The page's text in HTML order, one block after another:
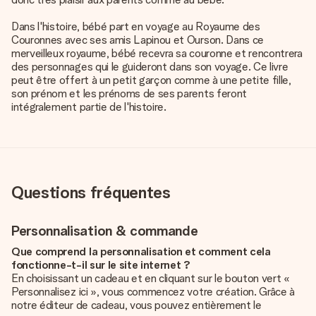
Dans l'histoire, bébé part en voyage au Royaume des
Couronnes avec ses amis Lapinou et Ourson. Dans ce
merveilleux royaume, bébé recevra sa couronne et rencontrera
des personnages qui le guideront dans son voyage. Ce livre
peut être offert à un petit garçon comme à une petite fille,
son prénom et les prénoms de ses parents feront
intégralement partie de l'histoire.
Questions fréquentes
Personnalisation & commande
Que comprend la personnalisation et comment cela
fonctionne-t-il sur le site internet ?
En choisissant un cadeau et en cliquant sur le bouton vert «
Personnalisez ici », vous commencez votre création. Grâce à
notre éditeur de cadeau, vous pouvez entièrement le